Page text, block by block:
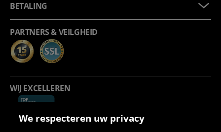
BETALING
PARTNERS & VEILGHEID
WIJ EXCELLEREN
We respecteren uw privacy